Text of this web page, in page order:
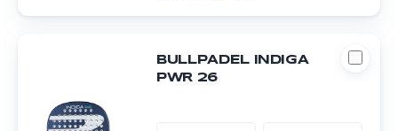
BULLPADEL INDIGA
PWR 26